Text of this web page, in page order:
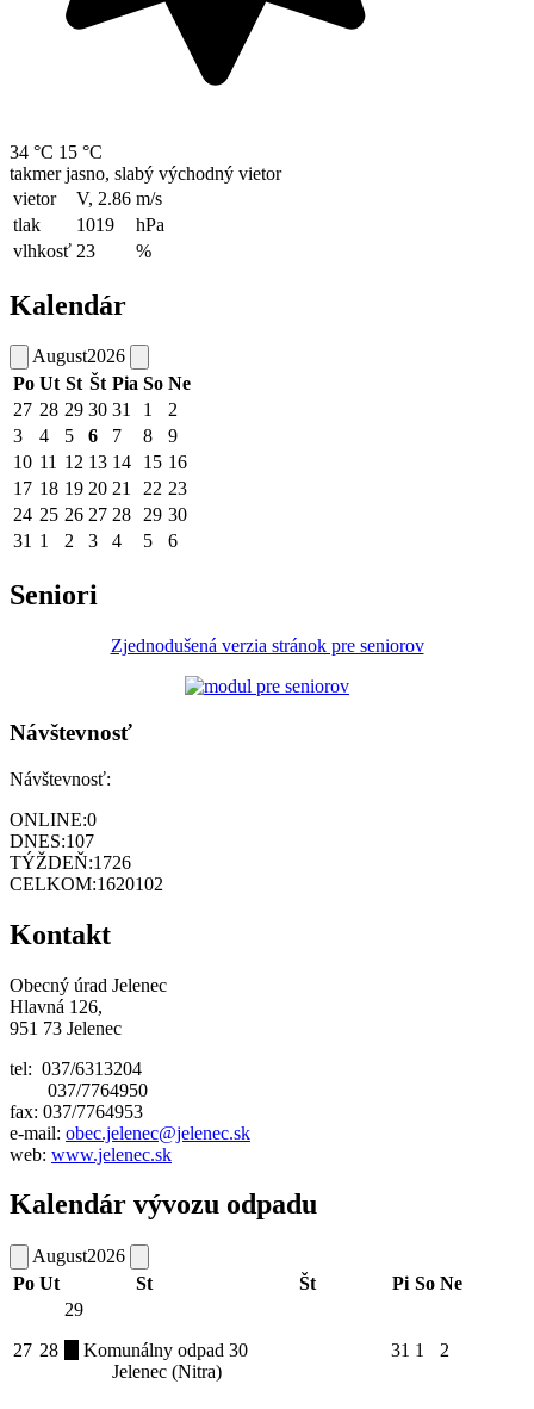
34 °C 15 °C
takmer jasno, slabý východný vietor
vietor
V, 2.86 m/s
tlak
1019
hPa
vlhkosť 23 %
Kalendár
August2026
Po Ut St Št Pia So Ne
27 28 29 30 31 1
2
3
4 5 6 7 8
9
10 11 12 13 14 15 16
17 18 19 20 21 22 23
24 25 26 27 28 29 30
31 1 2 3 4 5 6
Seniori
Zjednodušená verzia stránok pre seniorov
Návštevnosť
Návštevnosť:
ONLINE:0
DNES:107
TÝŽDEŇ:1726
CELKOM:1620102
Kontakt
Obecný úrad Jelenec
Hlavná 126,
951 73 Jelenec
tel: 037/6313204
037/7764950
fax: 037/7764953
e-mail: obec.jelenec@jelenec.sk
web: www.jelenec.sk
Kalendár vývozu odpadu
August2026
Po Ut St Št Pi So Ne
27 28
29
Komunálny odpad
Jelenec (Nitra)
30 31 1 2